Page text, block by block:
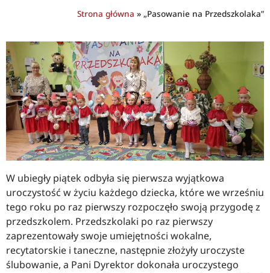
Strona główna » „Pasowanie na Przedszkolaka”
W ubiegły piątek odbyła się pierwsza wyjątkowa
uroczystość w życiu każdego dziecka, które we wrześniu
tego roku po raz pierwszy rozpoczęło swoją przygodę z
przedszkolem. Przedszkolaki po raz pierwszy
zaprezentowały swoje umiejętności wokalne,
recytatorskie i taneczne, następnie złożyły uroczyste
ślubowanie, a Pani Dyrektor dokonała uroczystego